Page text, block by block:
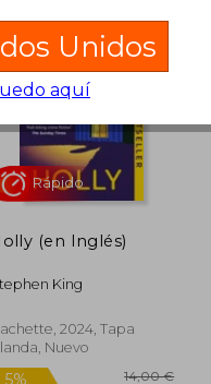
5%
dcto.
(en Inglés)
King
2024, Tapa
Nuevo
Unidos
aquí